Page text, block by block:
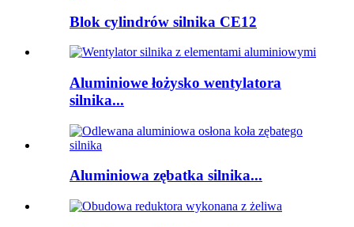
Blok cylindrów silnika CE12
Aluminiowe łożysko wentylatora
silnika...
Aluminiowa zębatka silnika...